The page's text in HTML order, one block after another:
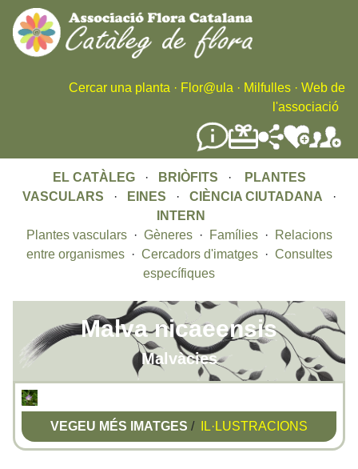
Skip
to
main
content
Cercar una planta · Flor@ula · Milfulles · Web de
l'associació
EL CATÀLEG· BRIÒFITS ·
PLANTES
VASCULARS · EINES · CIÈNCIA CIUTADANA ·
INTERN
Plantes vasculars· Gèneres· Famílies·
Relacions
entre organismes· Cercadors d'imatges· Consultes
específiques
Malva nicaeensis
Malvàcies
VEGEU MÉS IMATGES / IL·LUSTRACIONS